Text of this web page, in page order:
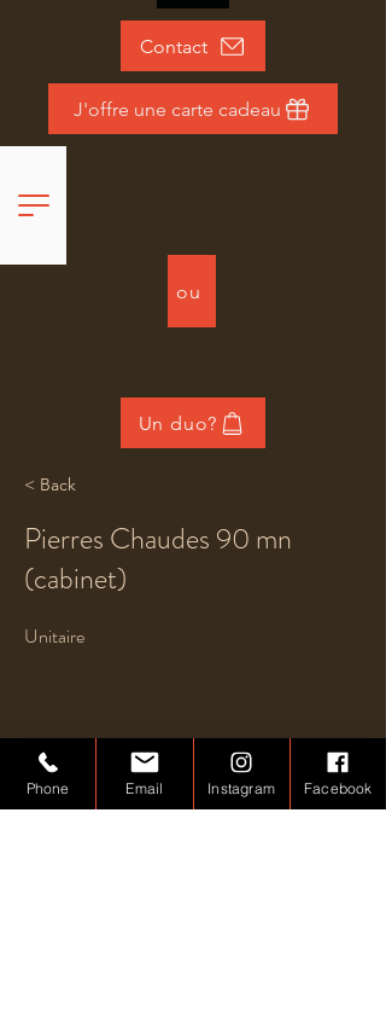
Contact
J'offre une carte cadeau
ou
Un duo?
< Back
Pierres Chaudes 90 mn
(cabinet)
Unitaire
Phone Email Instagram Facebook